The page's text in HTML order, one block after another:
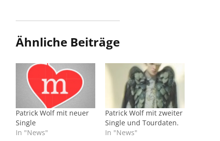
Ähnliche Beiträge
Patrick Wolf mit neuer
Single
In "News"
Patrick Wolf mit zweiter
Single und Tourdaten.
In "News"